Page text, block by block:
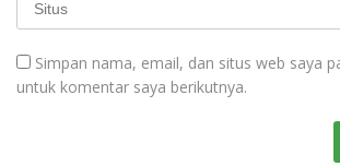
Simpan nama, email, dan situs web saya
untuk komentar saya berikutnya.